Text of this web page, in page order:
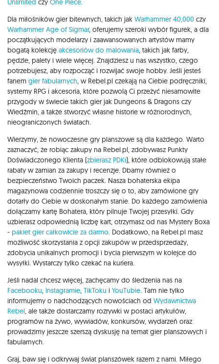
Unlimited czy One Piece.
Dla miłośników gier bitewnych, takich jak Warhammer 40,000 czy
Warhammer Age of Sigmar, oferujemy szeroki wybór figurek, a dla
początkujących modelarzy i zaawansowanych artystów mamy
bogatą kolekcję akcesoriów do malowania, takich jak farby,
pędzle, palety i wiele więcej. Znajdziesz u nas wszystko, czego
potrzebujesz, aby rozpocząć i rozwijać swoje hobby. Jeśli jesteś
fanem gier fabularnych, w Rebel.pl czekają na Ciebie podręczniki,
systemy RPG i akcesoria, które pozwolą Ci przeżyć niesamowite
przygody w świecie takich gier jak Dungeons & Dragons czy
Wiedźmin, a także stworzyć własne historie w różnorodnych,
nieograniczonych światach.
Wierzymy, że nowoczesne gry planszowe są dla każdego. Warto
zaznaczyć, że robiąc zakupy na Rebel.pl, zdobywasz Punkty
Doświadczonego Klienta (zbierasz PDKi), które odblokowują stałe
rabaty w zamian za zakupy i recenzje. Dbamy również o
bezpieczeństwo Twoich paczek. Nasza bohaterska ekipa
magazynowa codziennie troszczy się o to, aby zamówione gry
dotarły do Ciebie w doskonałym stanie. Do każdego zamówienia
dołączamy kartę Bohatera, który pilnuje Twojej przesyłki. Gdy
uzbierasz odpowiednią liczbę kart, otrzymasz od nas Mystery Boxa
- pakiet gier całkowicie za darmo. Dodatkowo, na Rebel.pl masz
możliwość skorzystania z opcji zakupów w przedsprzedaży,
zdobycia unikalnych promocji i bycia pierwszym w kolejce do
wysyłki. Wystarczy tylko czekać na kuriera.
Jeśli nadal chcesz więcej, zachęcamy do śledzenia nas na
Facebooku, Instagramie, TikToku i YouTubie. Tam nie tylko
informujemy o nadchodzących nowościach od Wydawnictwa
Rebel, ale także dostarczamy rozrywki w postaci artykułów,
programów na żywo, wywiadów, konkursów, wydarzeń oraz
prowadzimy jeszcze szerszą dyskusję na temat gier planszowych i
fabularnych.
Graj, baw się i odkrywaj świat planszówek razem z nami. Miłego